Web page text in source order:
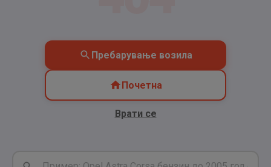
Пребарување возила
Почетна
Врати се